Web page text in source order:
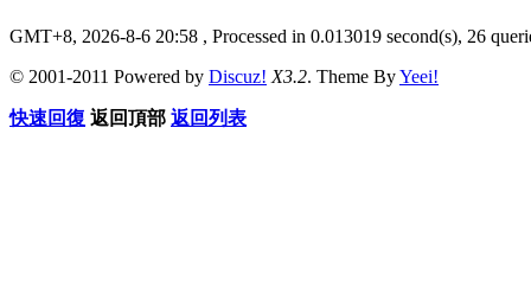
GMT+8, 2026-8-6 20:58 , Processed in 0.013019 second(s), 26
© 2001-2011 Powered by Discuz! X3.2. Theme ByYeei!
快速回復 返回頂部 返回列表